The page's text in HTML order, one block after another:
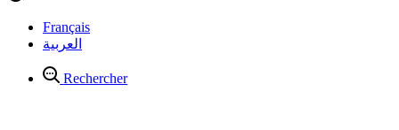
Français
العربية
Rechercher